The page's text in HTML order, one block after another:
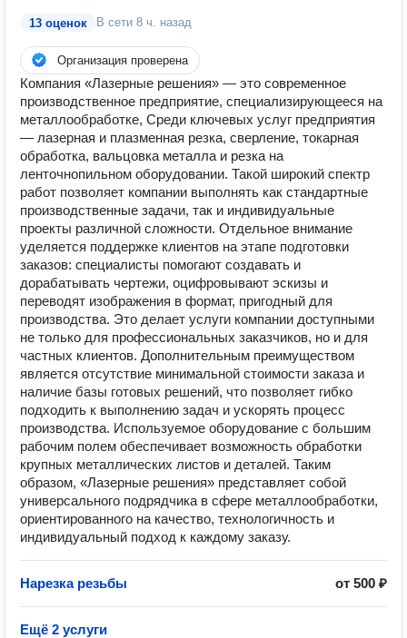
13 оценок В сети 8 ч. назад
Организация проверена
Компания «Лазерные решения» — это современное
производственное предприятие, специализирующееся на
металлообработке, Среди ключевых услуг предприятия
— лазерная и плазменная резка, сверление, токарная
обработка, вальцовка металла и резка на
ленточнопильном оборудовании. Такой широкий спектр
работ позволяет компании выполнять как стандартные
производственные задачи, так и индивидуальные
проекты различной сложности. Отдельное внимание
уделяется поддержке клиентов на этапе подготовки
заказов: специалисты помогают создавать и
дорабатывать чертежи, оцифровывают эскизы и
переводят изображения в формат, пригодный для
производства. Это делает услуги компании доступными
не только для профессиональных заказчиков, но и для
частных клиентов. Дополнительным преимуществом
является отсутствие минимальной стоимости заказа и
наличие базы готовых решений, что позволяет гибко
подходить к выполнению задач и ускорять процесс
производства. Используемое оборудование с большим
рабочим полем обеспечивает возможность обработки
крупных металлических листов и деталей. Таким
образом, «Лазерные решения» представляет собой
универсального подрядчика в сфере металлообработки,
ориентированного на качество, технологичность и
индивидуальный подход к каждому заказу.
Нарезка резьбы от 500 ₽
Ещё 2 услуги